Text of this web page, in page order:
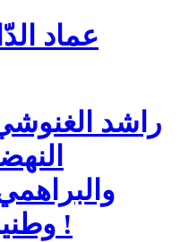
عماد
راشد
وطنية في أحداث باردو !